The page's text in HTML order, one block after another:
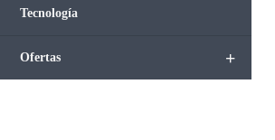
Tecnología
+
Ofertas